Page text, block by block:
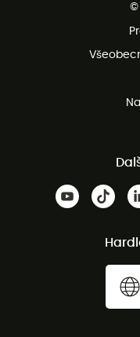
Bezplatné vrácení do 100
Bezplatná zákaznická
©